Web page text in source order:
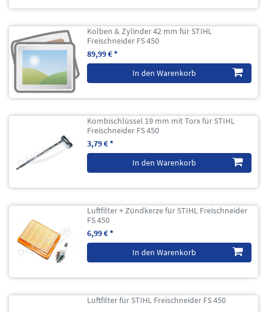
Kolben & Zylinder 42 mm für STIHL
Freischneider FS 450
89,99 € *
In den Warenkorb
Kombischlüssel 19 mm mit Torx für STIHL
Freischneider FS 450
3,79 € *
In den Warenkorb
Luftfilter + Zündkerze für STIHL Freischneider
FS 450
6,99 € *
In den Warenkorb
Luftfilter für STIHL Freischneider FS 450